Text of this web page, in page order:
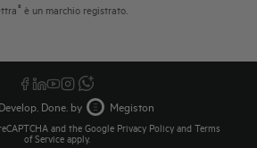
® è un marchio registrato.
Done. by Megiston
and the Google Privacy Policy and Terms
of Service apply.